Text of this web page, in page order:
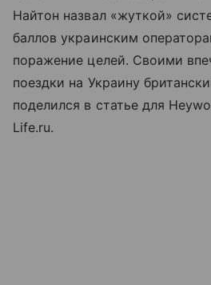
Найтон назвал «жуткой»
баллов украинским
поражение целей. Своими
поездки на Украину
поделился в статье для
Life.ru.